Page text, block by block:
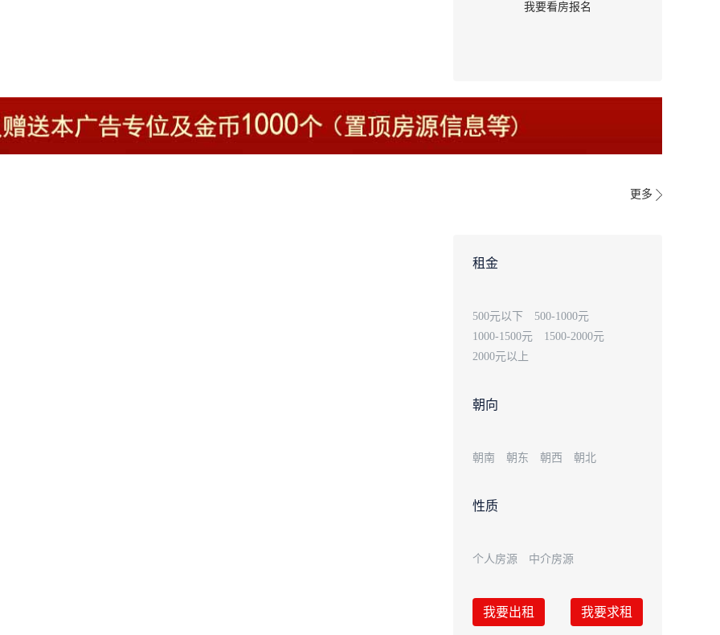
我要看房报名
更多
租金
500元以下
500-1000元
1000-1500元
1500-2000元
2000元以上
朝向
朝南 朝东 朝西 朝北
性质
个人房源 中介房源
我要出租 我要求租